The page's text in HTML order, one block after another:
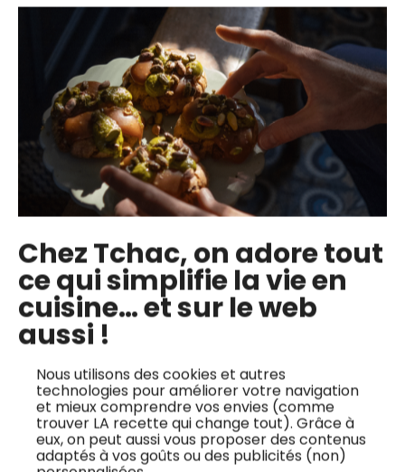
Chez Tchac, on adore tout
ce qui simplifie la vie en
cuisine… et sur le web
aussi !
Nous utilisons des cookies et autres
technologies pour améliorer votre navigation
et mieux comprendre vos envies (comme
trouver LA recette qui change tout). Grâce à
eux, on peut aussi vous proposer des contenus
adaptés à vos goûts ou des publicités (non)